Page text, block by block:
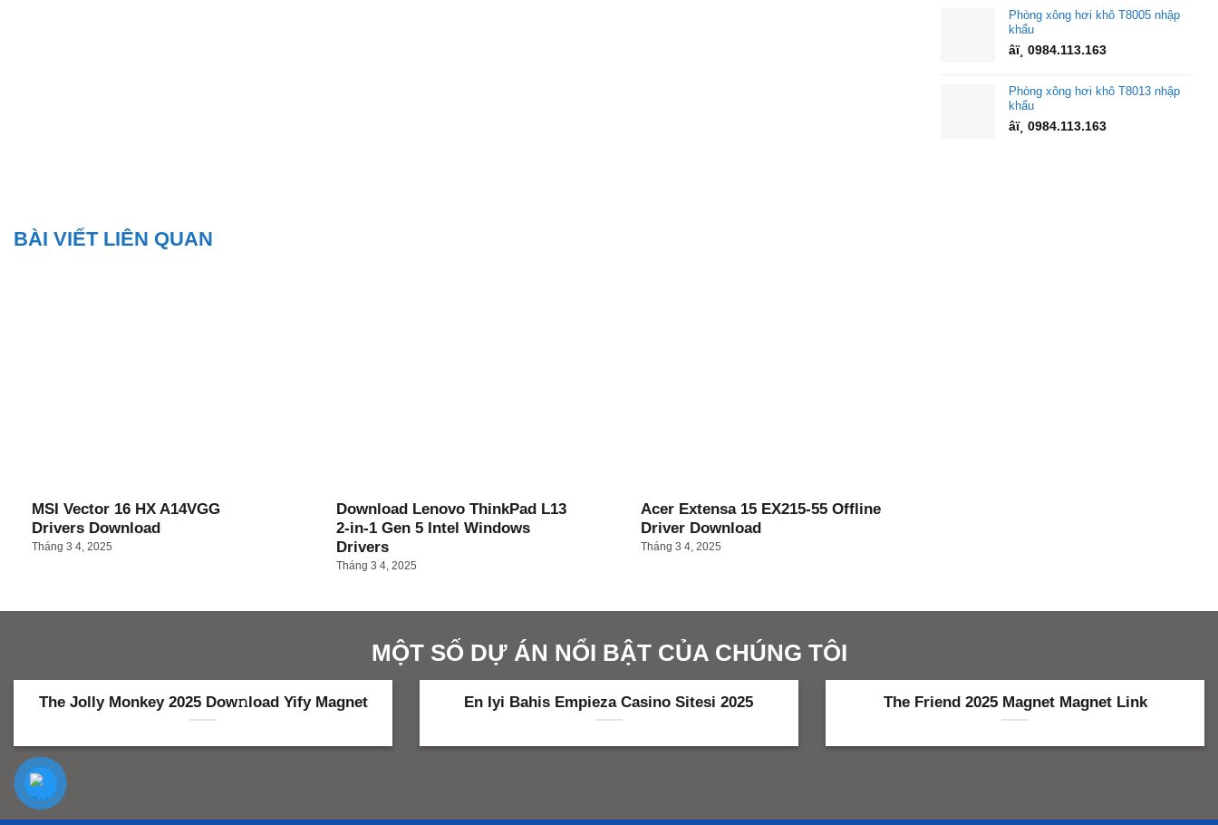
Phòng xông hơi khô T8005 nhập
khẩu
âï¸ 0984.113.163
Phòng xông hơi khô T8013 nhập
khẩu
âï¸ 0984.113.163
BÀI VIẾT LIÊN QUAN
MSI Vector 16 HX A14VGG
Drivers Download
Tháng 3 4, 2025
Download Lenovo ThinkPad L13
2-in-1 Gen 5 Intel Windows
Drivers
Tháng 3 4, 2025
Acer Extensa 15 EX215-55 Offline
Driver Download
Tháng 3 4, 2025
MỘT SỐ DỰ ÁN NỔI BẬT CỦA CHÚNG TÔI
The Jolly Monkey 2025 Dow𝚗load Yify Magnet En Iyi Bahis Empieza Casino Sitesi 2025 The Friend 2025 Magnet Magnet Link